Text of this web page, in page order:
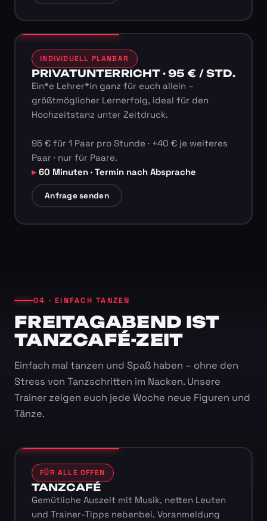
INDIVIDUELL PLANBAR
PRIVATUNTERRICHT · 95 € / STD.
Ein*e Lehrer*in ganz für euch allein –
größtmöglicher Lernerfolg, ideal für den
Hochzeitstanz unter Zeitdruck.
95 € für 1 Paar pro Stunde · +40 € je weiteres
Paar · nur für Paare.
60 Minuten · Termin nach Absprache
Anfrage senden
04 · EINFACH TANZEN
FREITAGABEND IST
TANZCAFÉ-ZEIT
Einfach mal tanzen und Spaß haben – ohne den
Stress von Tanzschritten im Nacken. Unsere
Trainer zeigen euch jede Woche neue Figuren und
Tänze.
FÜR ALLE OFFEN
TANZCAFÉ
Gemütliche Auszeit mit Musik, netten Leuten
und Trainer-Tipps nebenbei. Voranmeldung